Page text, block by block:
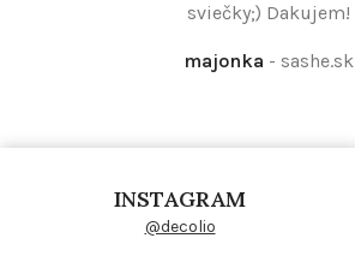
sviečky;) Dakujem!
majonka sashe.sk
INSTAGRAM
@decolio